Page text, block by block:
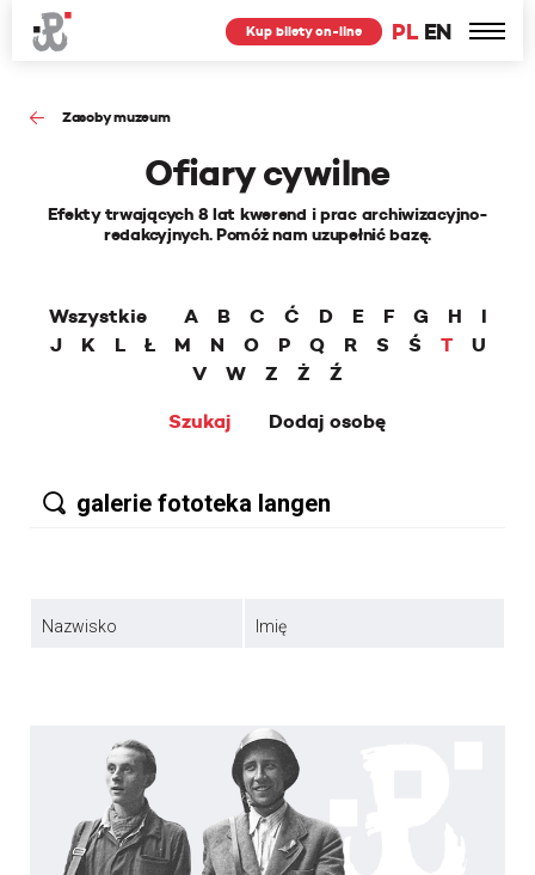
PL EN
Kup bilety on-line
Zasoby muzeum
Ofiary cywilne
Efekty trwających 8 lat kwerend i prac archiwizacyjno-
redakcyjnych. Pomóż nam uzupełnić bazę.
Wszystkie A B C Ć D E F G H
I
J
K L Ł M N O P Q R S Ś T
U
V
W Z Ż
Ź
Szukaj
Dodaj osobę
Nazwisko Imię